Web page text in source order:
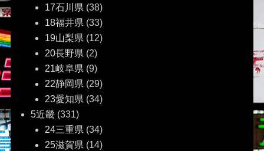
17石川県 (38)
18福井県 (33)
19山梨県 (12)
20長野県 (2)
21岐阜県 (9)
22静岡県 (29)
23愛知県 (34)
5近畿(331)
24三重県 (34)
25滋賀県 (14)